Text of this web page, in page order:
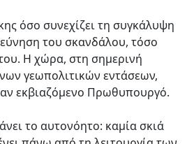
όσο συνεχίζει τη συγκάλυψη
του σκανδάλου, τόσο
Η χώρα, στη σημερινή
γεωπολιτικών εντάσεων,
εκβιαζόμενο Πρωθυπουργό.
το αυτονόητο: καμία σκιά